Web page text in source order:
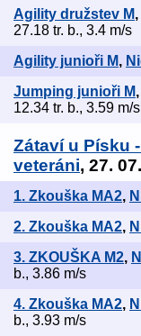
Agility družstev M,
27.18 tr. b., 3.4 m/s
Agility junioři M,
Jumping junioři M,
12.34 tr. b., 3.59 m/s
Zátaví u Písku
veteráni, 27.
1. Zkouška MA2,
2. Zkouška MA2,
3. ZKOUŠKA M2,
b., 3.86 m/s
4. Zkouška MA2,
b., 3.93 m/s